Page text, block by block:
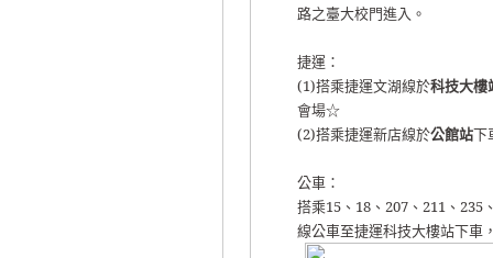
路之臺大校門進入。
捷運：
(1)搭乘捷運文湖線於科技大樓
會場☆
(2)搭乘捷運新店線於公館站下
公車：
搭乘15 、 18 、 207 、 211 、 235
線公車至捷運科技大樓站下車